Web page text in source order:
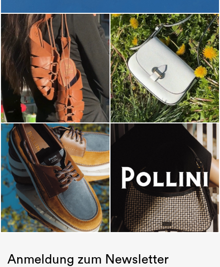
Anmeldung zum Newsletter